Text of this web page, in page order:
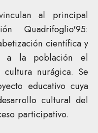
al principal
Quadrifoglio'95:
científica y
a la población el
nurágica. Se
educativo cuya
cultural del
participativo.